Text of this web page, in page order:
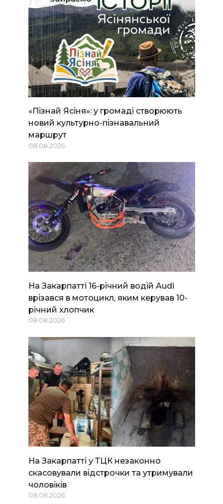
«Пізнай Ясіня»: у громаді створюють
новий культурно-пізнавальний
маршрут
08.08.2026
На Закарпатті 16-річний водій Audi
врізався в мотоцикл, яким керував 10-
річний хлопчик
08.08.2026
На Закарпатті у ТЦК незаконно
скасовували відстрочки та утримували
чоловіків
08.08.2026